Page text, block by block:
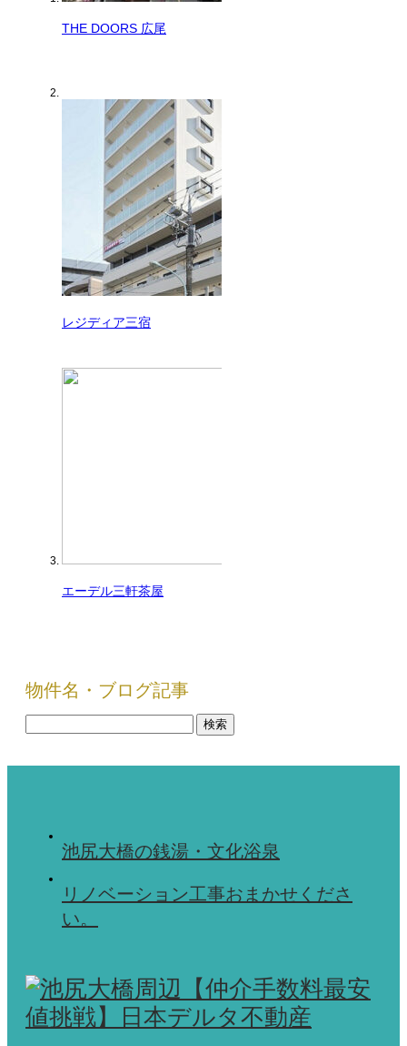
THE DOORS 広尾
レジディア三宿
エーデル三軒茶屋
物件名・ブログ記事
検
索:
池尻大橋の銭湯・文化浴泉
リノベーション工事おまかせくださ
い。